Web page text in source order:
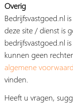
Overig
Bedrijfsvastgoed.nl
deze site / dienst is
bedrijfsvastgoed.nl
kunnen geen
algemene
vinden.
Heeft u vragen,